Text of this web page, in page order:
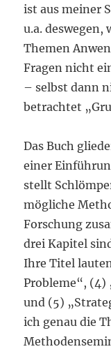
ist aus meiner
u.a.
Themen
Fragen nicht
– selbst dann
betrachtet
Das Buch
einer
stellt
mögliche
Forschung
drei Kapitel
Ihre Titel
Probleme“, (4)
und (5)
ich genau die